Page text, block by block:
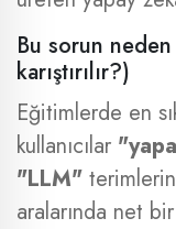
Bu sorun
karıştırılır?)
Eğitimlerde en
kullanıcılar
"LLM"
aralarında net